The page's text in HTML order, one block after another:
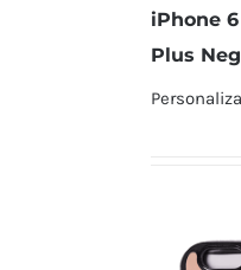
iPhone
Plus